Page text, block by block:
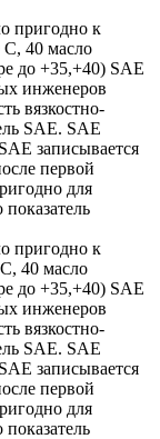
пригодно к
С, 40 масло
до +35,+40) SAE
инженеров
вязкостно-
SAE. SAE
записывается
первой
для
пригодно к
40 масло
до +35,+40) SAE
инженеров
вязкостно-
SAE. SAE
записывается
первой
для